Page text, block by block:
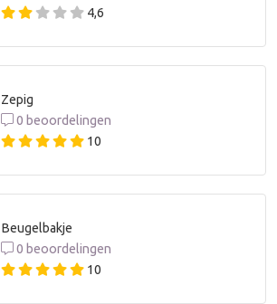
4,6
Zepig
0 beoordelingen
10
Beugelbakje
0 beoordelingen
10